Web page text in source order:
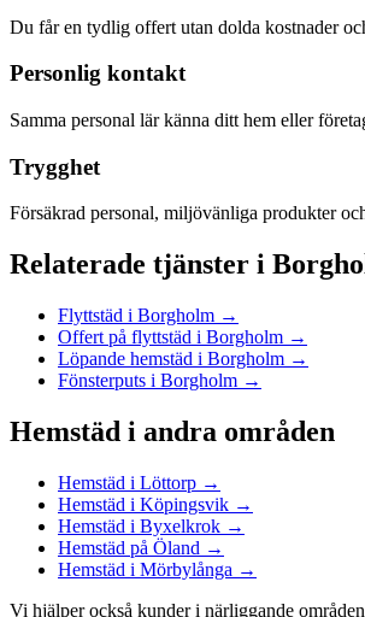
Du får en tydlig offert utan dolda kostnader
Personlig kontakt
Samma personal lär känna ditt hem eller
Trygghet
Försäkrad personal, miljövänliga produkter
Relaterade tjänster i
Flyttstäd i Borgholm →
Offert på flyttstäd i Borgholm →
Löpande hemstäd i Borgholm →
Fönsterputs i Borgholm →
Hemstäd i andra områden
Hemstäd i Löttorp →
Hemstäd i Köpingsvik →
Hemstäd i Byxelkrok →
Hemstäd på Öland →
Hemstäd i Mörbylånga →
Vi hjälper också kunder i närliggande